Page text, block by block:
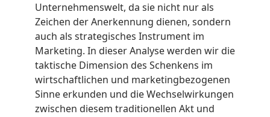
Unternehmenswelt, da sie nicht nur als
Zeichen der Anerkennung dienen, sondern
auch als strategisches Instrument im
Marketing. In dieser Analyse werden wir die
taktische Dimension des Schenkens im
wirtschaftlichen und marketingbezogenen
Sinne erkunden und die Wechselwirkungen
zwischen diesem traditionellen Akt und